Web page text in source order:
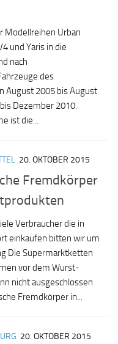
Modellreihen Urban
und Yaris in die
nach
des
August 2005 bis August
Dezember 2010.
ist die...
20. OKTOBER 2015
Fremdkörper
Verbraucher die in
einkaufen bitten wir um
Die Supermarktketten
vor dem Wurst-
nicht ausgeschlossen
Fremdkörper in...
20. OKTOBER 2015